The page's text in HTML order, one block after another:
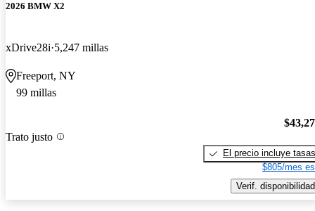
2026 BMW X2
xDrive28i 5,247 millas
Freeport, NY
99 millas
Trato justo
El precio incluye tasas
$805/mes
Verif. disponibilidad